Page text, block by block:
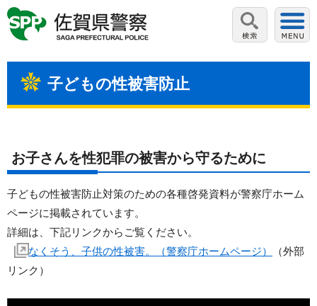
子どもの性被害防止
お子さんを性犯罪の被害から守るために
子どもの性被害防止対策のための各種啓発資料が警察庁ホーム
ページに掲載されています。
詳細は、下記リンクからご覧ください。
なくそう、子供の性被害。（警察庁ホームページ）
（外部
リンク）